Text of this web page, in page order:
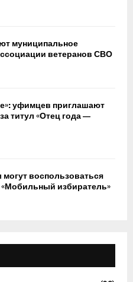
муниципальное
ветеранов СВО
уфимцев приглашают
титул «Отец года —
воспользоваться
избиратель»